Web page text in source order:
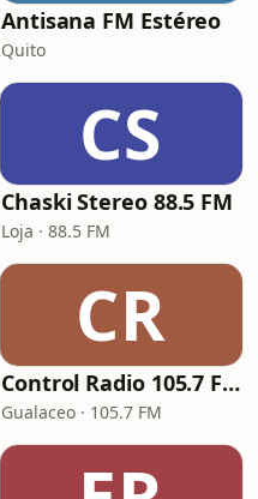
Antisana FM Estéreo
Quito
CS
Chaski Stereo 88.5 FM
Loja · 88.5 FM
CR
Control Radio 105.7 FM
Gualaceo · 105.7 FM